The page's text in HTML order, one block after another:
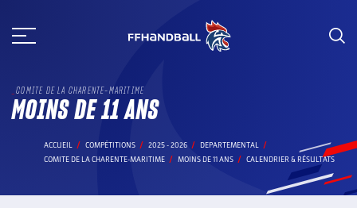
au
COMITE DE LA CHARENTE-MARITIME
MOINS DE 11 ANS
ACCUEIL COMPÉTITIONS 2025 - 2026
DEPARTEMENTAL
COMITE DE LA CHARENTE-MARITIME
MOINS DE 11 ANS CALENDRIER & RÉSULTATS